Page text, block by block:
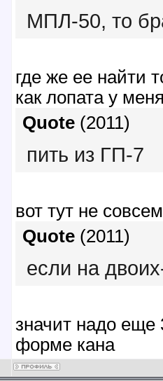
МПЛ-50, то
где же ее найти
как лопата у
Quote (2011)
пить из ГП-7
вот тут не
Quote (2011)
если на
значит надо еще
форме кана